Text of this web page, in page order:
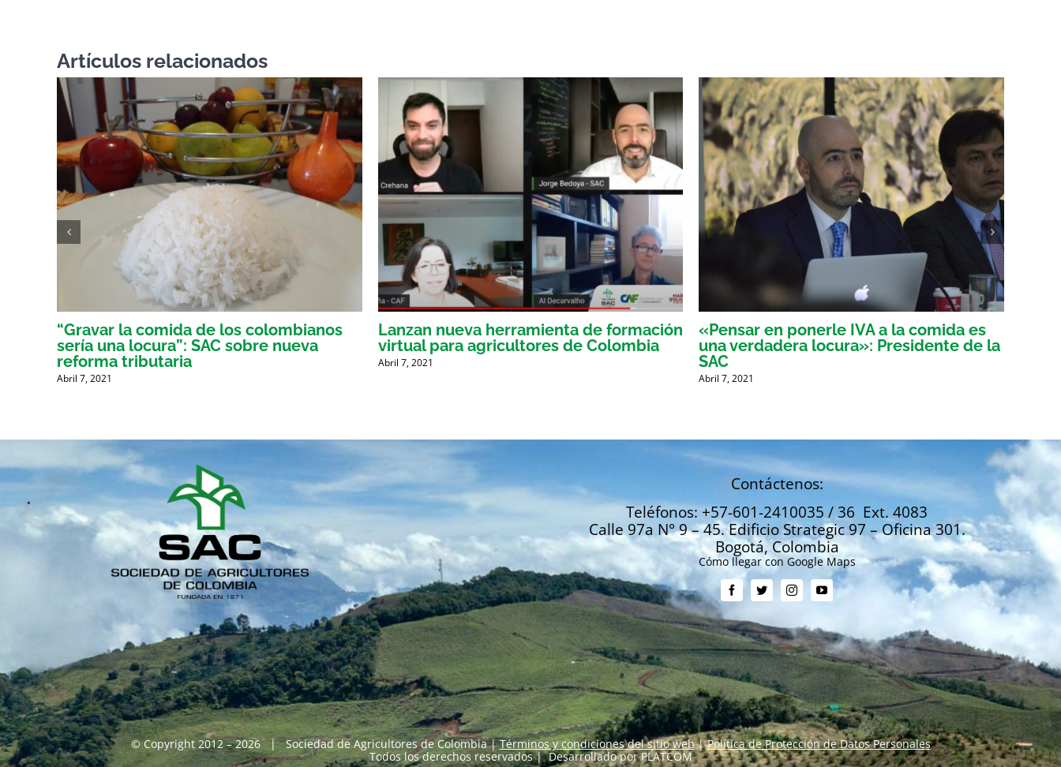
Artículos relacionados
“Gravar la comida de los colombianos
sería una locura”: SAC sobre nueva
reforma tributaria
Abril 7, 2021
Lanzan nueva herramienta de formación
virtual para agricultores de Colombia
Abril 7, 2021
«Pensar en ponerle IVA a la comida es
una verdadera locura»: Presidente de la
SAC
Abril 7, 2021
Contáctenos:
Teléfonos: +57-601-2410035 / 36 Ext. 4083
Calle 97a N° 9 – 45. Edificio Strategic 97 – Oficina 301.
Bogotá, Colombia
Cómo llegar con Google Maps
© Copyright 2012 – 2026 | Sociedad de Agricultores de Colombia |Términos y condiciones del sitio web|Política de Protección de Datos Personales
Todos los derechos reservados | Desarrollado porPLATCOM